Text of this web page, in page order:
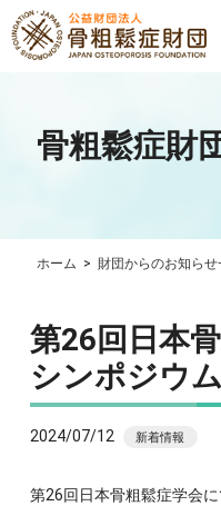
骨粗鬆症財
ホーム > 財団からのお知らせ
第26回日本
シンポジウ
2024/07/12 新着情報
第26回日本骨粗鬆症学会